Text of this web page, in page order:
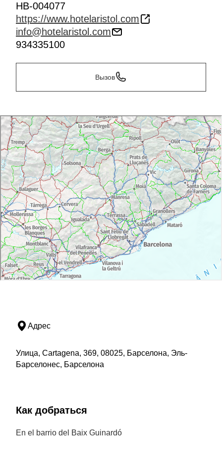
HB-004077
https://www.hotelaristol.com
info@hotelaristol.com
934335100
Вызов
Адрес
Улица, Cartagena, 369, 08025, Барселона, Эль-
Барселонес, Барселона
Как добраться
En el barrio del Baix Guinardó